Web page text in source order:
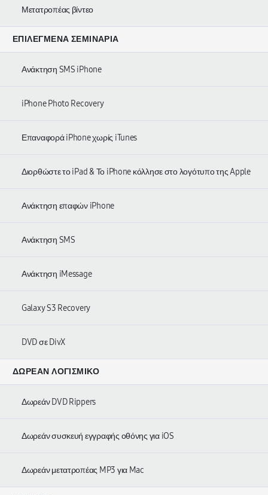
Μετατροπέας βίντεο
ΕΠΙΛΕΓΜΈΝΑ ΣΕΜΙΝΆΡΙΑ
Ανάκτηση SMS iPhone
iPhone Photo Recovery
Επαναφορά iPhone χωρίς iTunes
Διορθώστε το iPad & Το iPhone κόλλησε στο λογότυπο της Apple
Ανάκτηση επαφών iPhone
Ανάκτηση SMS
Ανάκτηση iMessage
Galaxy S3 Recovery
DVD σε DivX
ΔΩΡΕΆΝ ΛΟΓΙΣΜΙΚΌ
Δωρεάν DVD Rippers
Δωρεάν συσκευή εγγραφής οθόνης για iOS
Δωρεάν μετατροπέας MP3 για Mac